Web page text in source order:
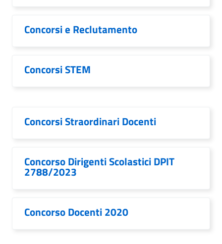
Concorsi e Reclutamento
Concorsi STEM
Concorsi Straordinari Docenti
Concorso Dirigenti Scolastici DPIT
2788/2023
Concorso Docenti 2020